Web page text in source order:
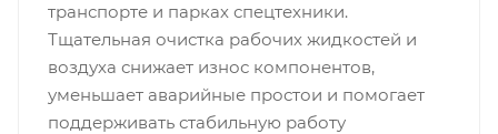
транспорте и парках спецтехники.
Тщательная очистка рабочих жидкостей и
воздуха снижает износ компонентов,
уменьшает аварийные простои и помогает
поддерживать стабильную работу